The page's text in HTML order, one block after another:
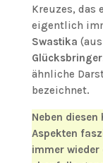
Kreuzes, das
eigentlich
Swastika
Glücksbringer
ähnliche
bezeichnet.
Neben
Aspekten
immer wieder